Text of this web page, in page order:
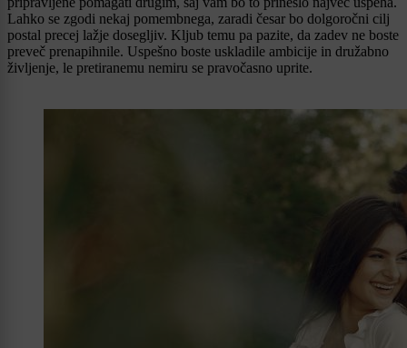
Lahko se zgodi nekaj pomembnega, zaradi česar bo dolgoročni cilj
postal precej lažje dosegljiv. Kljub temu pa pazite, da zadev ne boste
preveč prenapihnile. Uspešno boste uskladile ambicije in družabno
življenje, le pretiranemu nemiru se pravočasno uprite.